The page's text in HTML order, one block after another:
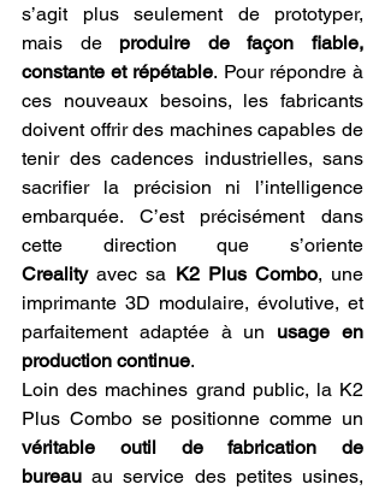
s’agit plus seulement de prototyper,
mais de produire de façon fiable,
constante et répétable. Pour répondre à
ces nouveaux besoins, les fabricants
doivent offrir des machines capables de
tenir des cadences industrielles, sans
sacrifier la précision ni l’intelligence
embarquée. C’est précisément dans
Creality avec sa K2 Plus Combo, une
imprimante 3D modulaire, évolutive, et
parfaitement adaptée à un usage en
production continue.
Loin des machines grand public, la K2
véritable outil de fabrication de
bureau au service des petites usines,